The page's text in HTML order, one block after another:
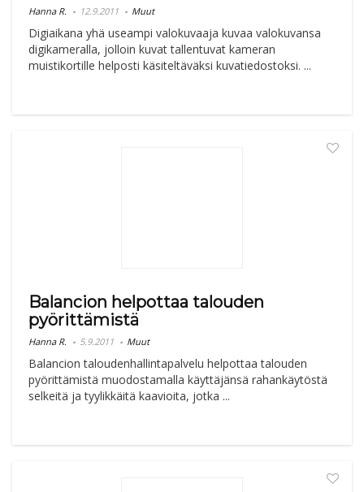
Hanna R. 12.9.2011 Muut
Digiaikana yhä useampi valokuvaaja kuvaa valokuvansa
digikameralla, jolloin kuvat tallentuvat kameran
muistikortille helposti käsiteltäväksi kuvatiedostoksi. ...
Balancion helpottaa talouden
pyörittämistä
Hanna R. 5.9.2011 Muut
Balancion taloudenhallintapalvelu helpottaa talouden
pyörittämistä muodostamalla käyttäjänsä rahankäytöstä
selkeitä ja tyylikkäitä kaavioita, jotka ...